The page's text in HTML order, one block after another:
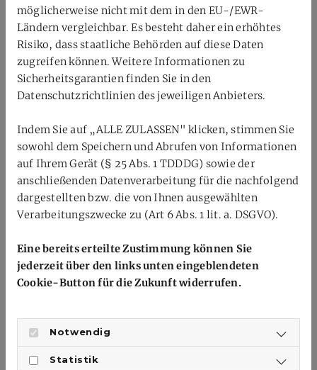
möglichst gering.
Wie sieht die Unterstützung der Vereine neben dem
finanziellen Aspekt aus?
In den Kosten des Trainers ist die Trainingsvorbereitung
und Nachbereitung sowie (wenn gewünscht) die
Mitgliedergewinnung für den Verein und auch die Aus-
und Fortbildung von eigenen Trainern enthalten. Ziel des
Verbands ist es natürlich, dass die beteiligten Vereine
selbst irgendwann gut ausgebildete Trainer haben und
das Trainingskonzept dann unabhängig vom Verband
weiterführen können. Der Verein stellt Halle und Bälle
Heißt das, dass der Trainer als Unterstützung zum
eigentlich anwesenden Vereinstrainer sein soll?
ihnen Tipps und Tricks an die Hand geben.
Wer koordiniert die Trainingsmaßnahmen?
möglicherweise nicht mit dem in den EU-/EWR-
Ländern vergleichbar. Es besteht daher ein erhöhtes
Risiko, dass staatliche Behörden auf diese Daten
zugreifen können. Weitere Informationen zu
Sicherheitsgarantien finden Sie in den
Datenschutzrichtlinien des jeweiligen Anbieters.
Indem Sie auf „ALLE ZULASSEN" klicken, stimmen Sie
sowohl dem Speichern und Abrufen von Informationen
auf Ihrem Gerät (§ 25 Abs. 1 TDDDG) sowie der
anschließenden Datenverarbeitung für die nachfolgend
dargestellten bzw. die von Ihnen ausgewählten
Verarbeitungszwecke zu (Art 6 Abs. 1 lit. a. DSGVO).
Eine bereits erteilte Zustimmung können Sie
jederzeit über den links unten eingeblendeten
Cookie-Button für die Zukunft widerrufen.
Notwendig
Statistik